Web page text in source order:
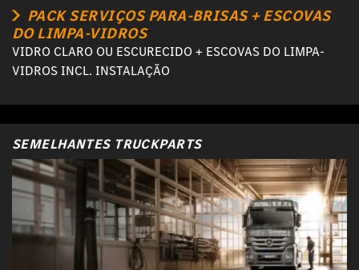
PACK SERVIÇOS PARA-BRISAS + ESCOVAS
DO LIMPA-VIDROS
VIDRO CLARO OU ESCURECIDO + ESCOVAS DO LIMPA-
VIDROS INCL. INSTALAÇÃO
SEMELHANTES TRUCKPARTS